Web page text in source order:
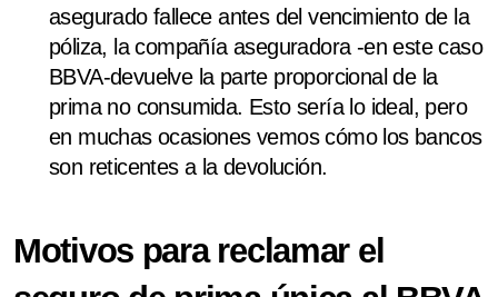
asegurado fallece antes del vencimiento de la
póliza, la compañía aseguradora -en este caso
BBVA-devuelve la parte proporcional de la
prima no consumida. Esto sería lo ideal, pero
en muchas ocasiones vemos cómo los bancos
son reticentes a la devolución.
Motivos para reclamar el